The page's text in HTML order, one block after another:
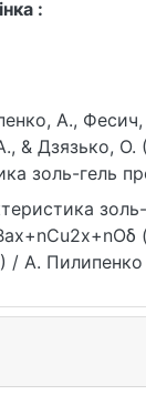
:
А., Фесич,
& Дзязько, О.
золь-гель
Вісник
університету
1728-
/ А. Пилипенко
DOI: 10.17721/
(дата